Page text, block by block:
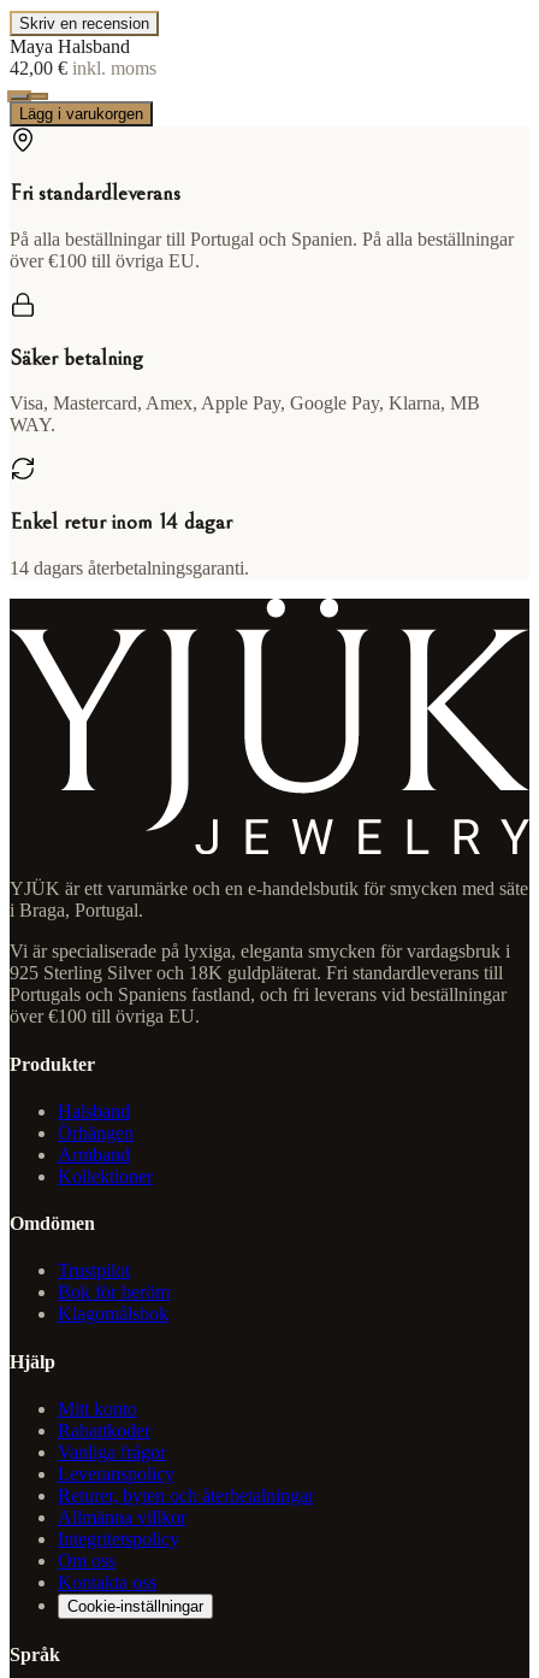
Skriv en recension
Maya Halsband
42,00 € inkl. moms
Lägg i varukorgen
Fri standardleverans
På alla beställningar till Portugal och Spanien. På alla beställningar
över €100 till övriga EU.
Säker betalning
Visa, Mastercard, Amex, Apple Pay, Google Pay, Klarna, MB
WAY.
Enkel retur inom 14 dagar
14 dagars återbetalningsgaranti.
YJÜK är ett varumärke och en e-handelsbutik för smycken med säte
i Braga, Portugal.
Vi är specialiserade på lyxiga, eleganta smycken för vardagsbruk i
925 Sterling Silver och 18K guldpläterat. Fri standardleverans till
Portugals och Spaniens fastland, och fri leverans vid beställningar
över €100 till övriga EU.
Produkter
Halsband
Örhängen
Armband
Kollektioner
Omdömen
Trustpilot
Bok för beröm
Klagomålsbok
Hjälp
Mitt konto
Rabattkoder
Vanliga frågor
Leveranspolicy
Returer, byten och återbetalningar
Allmänna villkor
Integritetspolicy
Om oss
Kontakta oss
Cookie-inställningar
Språk